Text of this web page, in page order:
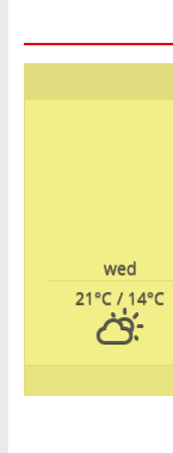
wed
21°C / 14°C